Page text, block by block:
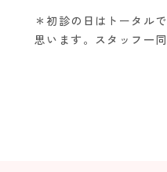
＊初診の日はトータル
思います。スタッフ一